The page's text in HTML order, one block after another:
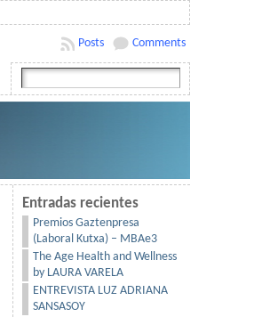
Comments
Posts
Entradas recientes
Premios Gaztenpresa
(Laboral Kutxa) – MBAe3
The Age Health and Wellness
by LAURA VARELA
ENTREVISTA LUZ ADRIANA
SANSASOY